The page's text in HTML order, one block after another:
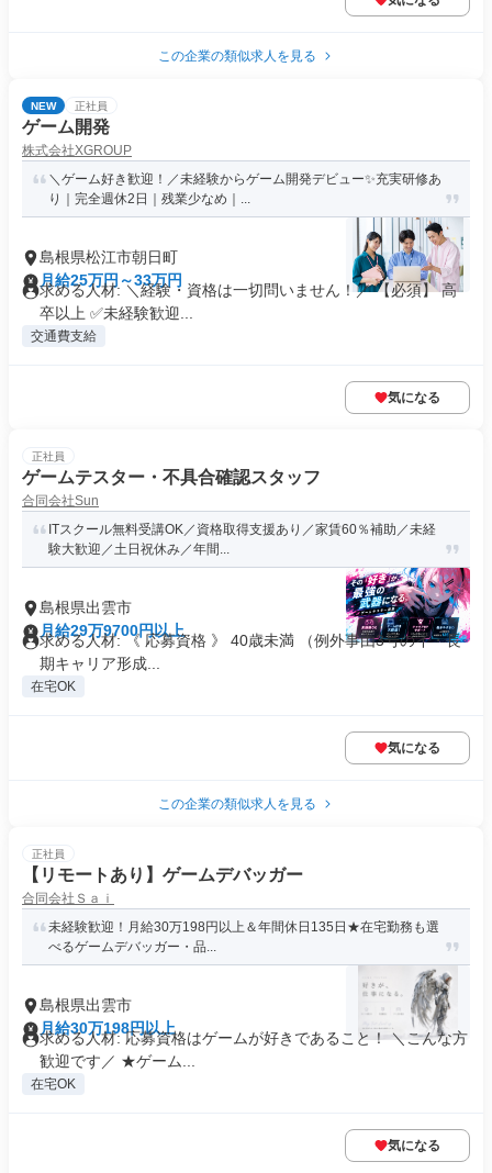
この企業の類似求人を見る
NEW 正社員
ゲーム開発
株式会社XGROUP
＼ゲーム好き歓迎！／未経験からゲーム開発デビュー✨充実研修あ
り｜完全週休2日｜残業少なめ｜...
島根県松江市朝日町
月給25万円～33万円
求める人材: ＼経験・資格は一切問いません！／ 【必須】 高
卒以上 ✅未経験歓迎...
交通費支給
気になる
正社員
ゲームテスター・不具合確認スタッフ
合同会社Sun
ITスクール無料受講OK／資格取得支援あり／家賃60％補助／未経
験大歓迎／土日祝休み／年間...
島根県出雲市
月給29万9700円以上
求める人材: 《 応募資格 》 40歳未満 （例外事由3号のイ・長
期キャリア形成...
在宅OK
気になる
この企業の類似求人を見る
正社員
【リモートあり】ゲームデバッガー
合同会社Ｓａｉ
未経験歓迎！月給30万198円以上＆年間休日135日★在宅勤務も選
べるゲームデバッガー・品...
島根県出雲市
月給30万198円以上
求める人材: 応募資格はゲームが好きであること！ ＼こんな方
歓迎です／ ★ゲーム...
在宅OK
気になる